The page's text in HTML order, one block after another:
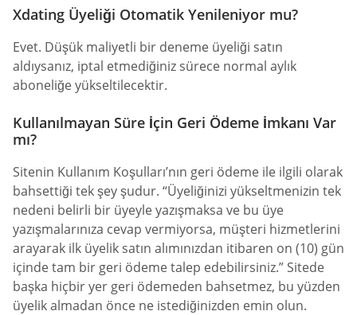
Xdating Üyeliği Otomatik Yenileniyor mu?
Evet. Düşük maliyetli bir deneme üyeliği satın
aldıysanız, iptal etmediğiniz sürece normal aylık
aboneliğe yükseltilecektir.
Kullanılmayan Süre İçin Geri Ödeme İmkanı Var
mı?
Sitenin Kullanım Koşulları’nın geri ödeme ile ilgili olarak
bahsettiği tek şey şudur. “Üyeliğinizi yükseltmenizin tek
nedeni belirli bir üyeyle yazışmaksa ve bu üye
yazışmalarınıza cevap vermiyorsa, müşteri hizmetlerini
arayarak ilk üyelik satın alımınızdan itibaren on (10) gün
içinde tam bir geri ödeme talep edebilirsiniz.” Sitede
başka hiçbir yer geri ödemeden bahsetmez, bu yüzden
üyelik almadan önce ne istediğinizden emin olun.